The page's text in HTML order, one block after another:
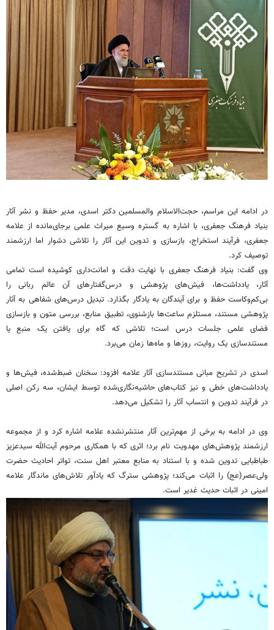
در ادامه این مراسم، حجت‌الاسلام والمسلمین دکتر اسدی، مدیر حفظ و نشر آثار
بنیاد فرهنگ جعفری، با اشاره به گستره وسیع میراث علمی برجای‌مانده از علامه
جعفری، فرآیند استخراج، بازسازی و تدوین این آثار را تلاشی دشوار اما ارزشمند
توصیف کرد.
وی گفت: بنیاد فرهنگ جعفری با نهایت دقت و امانت‌داری کوشیده است تمامی
آثار، یادداشت‌ها، فیش‌های پژوهشی و درس‌گفتارهای آن عالم ربانی را
بی‌کم‌وکاست حفظ و برای آیندگان به یادگار بگذارد. تبدیل درس‌های شفاهی به آثار
پژوهشی مستند، مستلزم ساعت‌ها بازشنوی، تطبیق منابع، بررسی متون و بازسازی
فضای علمی جلسات درس است؛ تلاشی که گاه برای یافتن یک منبع یا
مستندسازی یک روایت، روزها و ماه‌ها زمان می‌برد.
اسدی در تشریح مبانی مستندسازی آثار علامه افزود: سخنان ضبط‌شده، فیش‌ها و
یادداشت‌های خطی و نیز کتاب‌های حاشیه‌نگاری‌شده توسط ایشان، سه رکن اصلی
در فرآیند تدوین و انتساب آثار را تشکیل می‌دهد.
وی در ادامه به برخی از مهم‌ترین آثار منتشرنشده علامه اشاره کرد و از مجموعه
ارزشمند پژوهش‌های مهدویت نام برد؛ اثری که با همکاری مرحوم آیت‌الله سیدعزیز
طباطبایی تدوین شده و با استناد به منابع معتبر اهل سنت، تواتر احادیث حضرت
ولی‌عصر(عج) را اثبات می‌کند؛ پژوهشی سترگ که یادآور تلاش‌های ماندگار علامه
امینی در اثبات حدیث غدیر است.